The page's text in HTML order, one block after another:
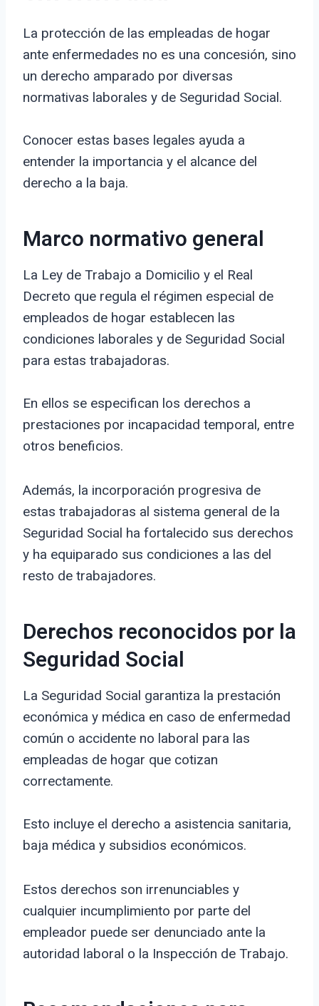
La protección de las empleadas de hogar
ante enfermedades no es una concesión, sino
un derecho amparado por diversas
normativas laborales y de Seguridad Social.
Conocer estas bases legales ayuda a
entender la importancia y el alcance del
derecho a la baja.
Marco normativo general
La Ley de Trabajo a Domicilio y el Real
Decreto que regula el régimen especial de
empleados de hogar establecen las
condiciones laborales y de Seguridad Social
para estas trabajadoras.
En ellos se especifican los derechos a
prestaciones por incapacidad temporal, entre
otros beneficios.
Además, la incorporación progresiva de
estas trabajadoras al sistema general de la
Seguridad Social ha fortalecido sus derechos
y ha equiparado sus condiciones a las del
resto de trabajadores.
Derechos reconocidos por la
Seguridad Social
La Seguridad Social garantiza la prestación
económica y médica en caso de enfermedad
común o accidente no laboral para las
empleadas de hogar que cotizan
correctamente.
Esto incluye el derecho a asistencia sanitaria,
baja médica y subsidios económicos.
Estos derechos son irrenunciables y
cualquier incumplimiento por parte del
empleador puede ser denunciado ante la
autoridad laboral o la Inspección de Trabajo.